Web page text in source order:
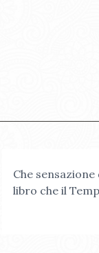
Che
libro che il